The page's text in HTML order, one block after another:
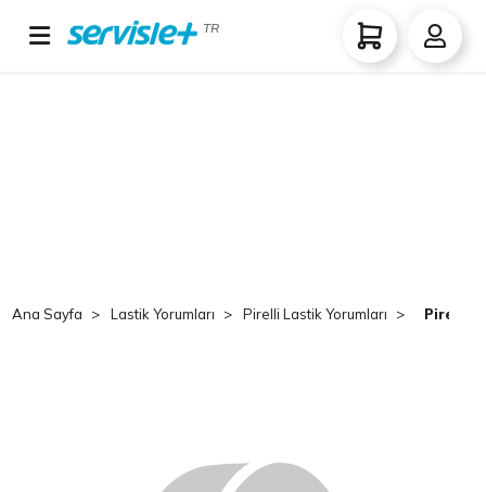
TR
Ana Sayfa Lastik Yorumları Pirelli Lastik Yorumları Pirelli